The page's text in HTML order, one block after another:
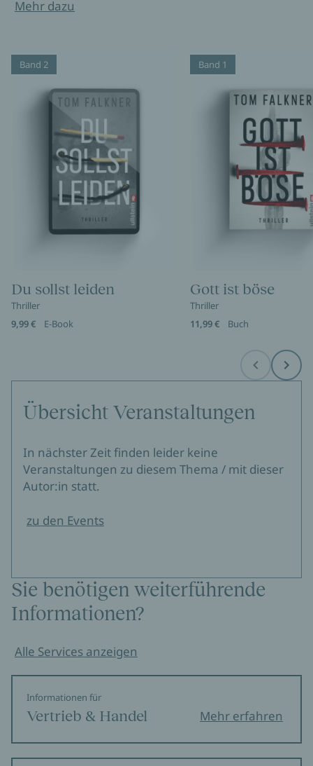
Mehr dazu
Band 2
Du sollst leiden
Thriller
9,99 €
E-Book
Band 1
Gott ist böse
Thriller
11,99 €
Buch
Before Next
Übersicht Veranstaltungen
In nächster Zeit finden leider keine
Veranstaltungen zu diesem Thema / mit dieser
Autor:in statt.
zu den Events
Sie benötigen weiterführende
Informationen?
Alle Services anzeigen
Informationen für
Vertrieb & Handel Mehr erfahren